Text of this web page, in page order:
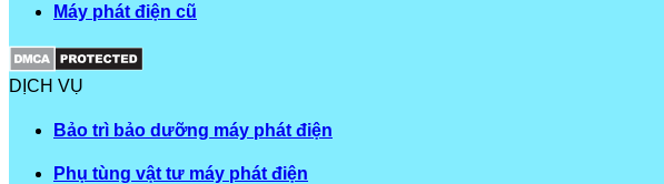
Máy phát điện cũ
DỊCH VỤ
Bảo trì bảo dưỡng máy phát điện
Phụ tùng vật tư máy phát điện